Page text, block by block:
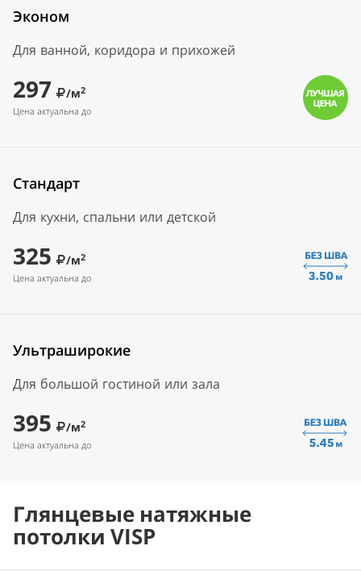
Эконом
Для ванной, коридора и прихожей
297 /м2
Цена актуальна до
Стандарт
Для кухни, спальни или детской
325 /м2
Цена актуальна до
Ультраширокие
Для большой гостиной или зала
395 /м2
Цена актуальна до
Глянцевые натяжные
потолки VISP